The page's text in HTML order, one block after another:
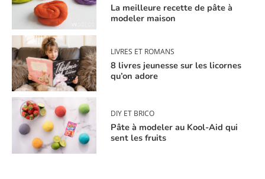
La meilleure recette de pâte à
modeler maison
LIVRES ET ROMANS
8 livres jeunesse sur les licornes
qu’on adore
DIY ET BRICO
Pâte à modeler au Kool-Aid qui
sent les fruits